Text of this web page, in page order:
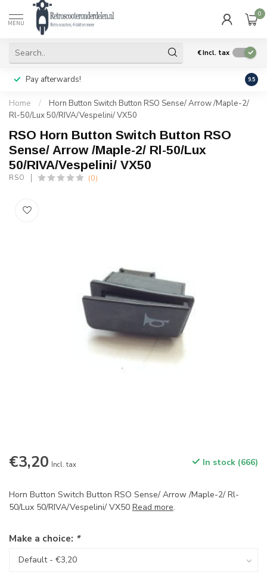
MENU
0
€Incl. tax
Pay afterwards! Geen
9.5
Home /
Horn Button Switch Button RSO Sense/ Arrow /Maple-2/
Rl-50/Lux 50/RIVA/Vespelini/ VX50
RSO Horn Button Switch Button RSO
Sense/ Arrow /Maple-2/ Rl-50/Lux
50/RIVA/Vespelini/ VX50
RSO (0)
€3,20 Incl. tax In stock (666)
Horn Button Switch Button RSO Sense/ Arrow /Maple-2/ Rl-
50/Lux 50/RIVA/Vespelini/ VX50 Read more.
Make a choice: *